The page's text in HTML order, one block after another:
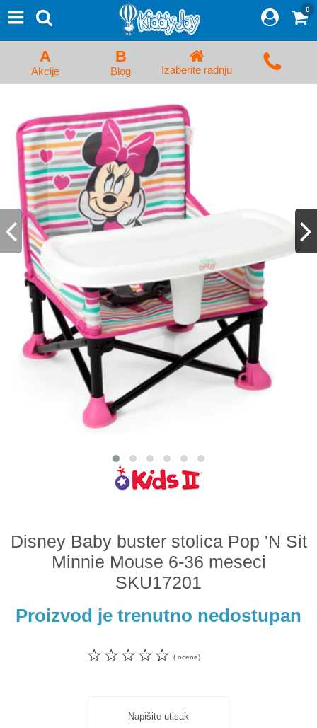
Proizvodi
Početna Prijava/Registracija
Kolica za bebe i dečija kolica
Auto sedišta za decu i bebe
Kreveci, ljuljaške i ležaljke
Kadice, noše i adapteri
Hranilice, flašice i cucle
Monitori, Ogradice i tricikli
Posteljine, vrećice i baldahini
Odeća i obuća
Igračke za bebe i decu
0
A
Akcije
B
Blog Izaberite radnju
Disney Baby buster stolica Pop 'N Sit
Minnie Mouse 6-36 meseci
SKU17201
Proizvod je trenutno nedostupan
☆
☆
☆
☆
☆ ( ocena)
Napišite utisak